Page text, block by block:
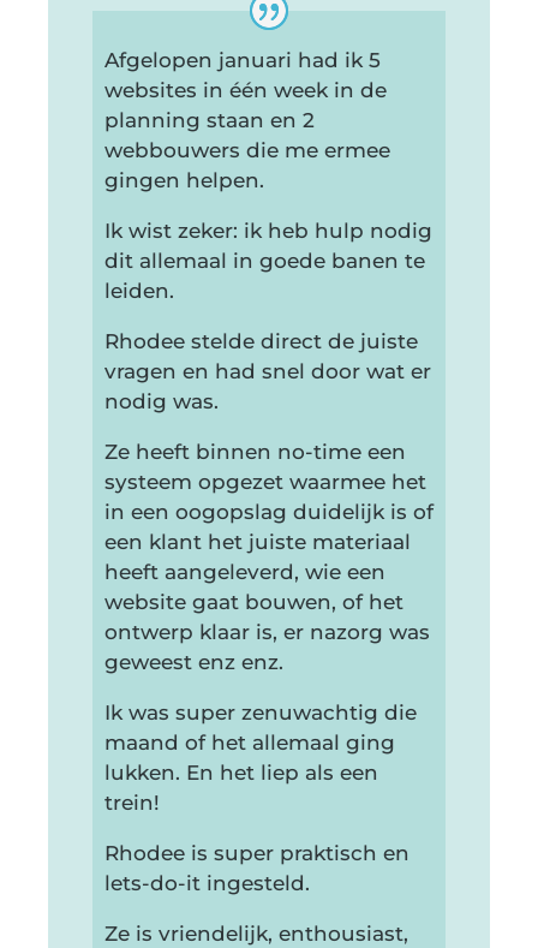
Afgelopen januari had ik 5
websites in één week in de
planning staan en 2
webbouwers die me ermee
gingen helpen.
Ik wist zeker: ik heb hulp nodig
dit allemaal in goede banen te
leiden.
Rhodee stelde direct de juiste
vragen en had snel door wat er
nodig was.
Ze heeft binnen no-time een
systeem opgezet waarmee het
in een oogopslag duidelijk is of
een klant het juiste materiaal
heeft aangeleverd, wie een
website gaat bouwen, of het
ontwerp klaar is, er nazorg was
geweest enz enz.
Ik was super zenuwachtig die
maand of het allemaal ging
lukken. En het liep als een
trein!
Rhodee is super praktisch en
lets-do-it ingesteld.
Ze is vriendelijk, enthousiast,